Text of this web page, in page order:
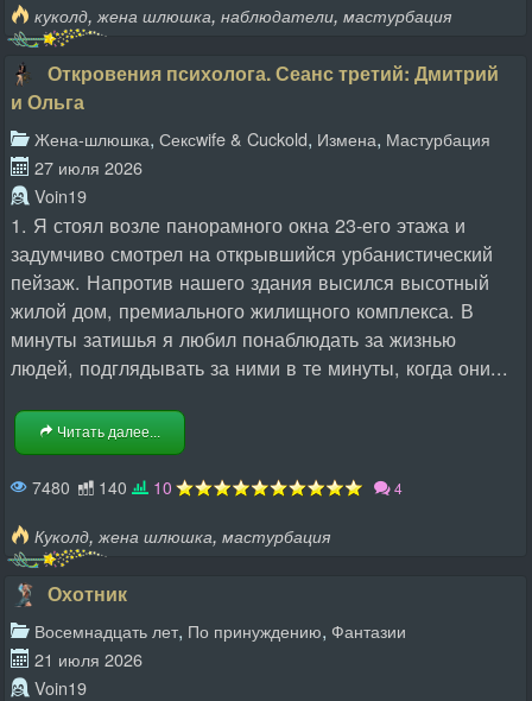
куколд,жена шлюшка, наблюдатели, мастурбация
Откровения психолога. Сеанс третий: Дмитрий
и Ольга
Жена-шлюшка, Сексwife & Cuckold, Измена, Мастурбация
27 июля 2026
Voin19
1. Я стоял возле панорамного окна 23-его этажа и
задумчиво смотрел на открывшийся урбанистический
пейзаж. Напротив нашего здания высился высотный
жилой дом, премиального жилищного комплекса. В
минуты затишья я любил понаблюдать за жизнью
людей, подглядывать за ними в те минуты, когда они...
Читать далее...
7480 140 10 4
Куколд,жена шлюшка, мастурбация
Охотник
Восемнадцать лет, По принуждению, Фантазии
21 июля 2026
Voin19